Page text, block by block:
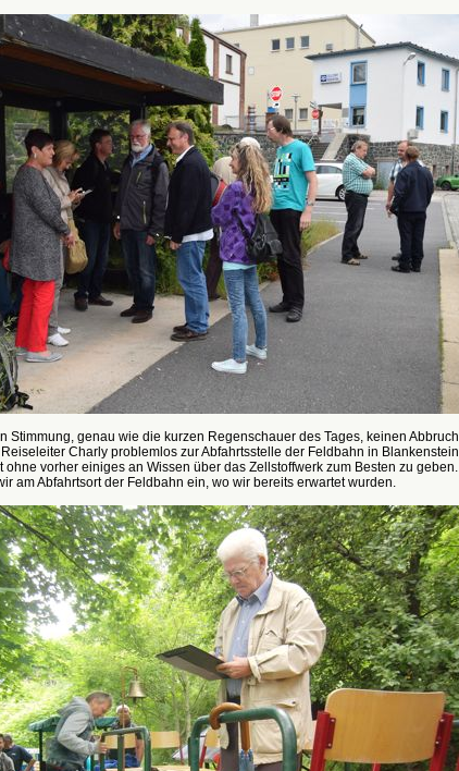
Stimmung, genau wie die kurzen Regenschauer des Tages, keinen Abbruch.
Charly problemlos zur Abfahrtsstelle der Feldbahn in Blankenstein
ohne vorher einiges an Wissen über das Zellstoffwerk zum Besten zu geben.
am Abfahrtsort der Feldbahn ein, wo wir bereits erwartet wurden.